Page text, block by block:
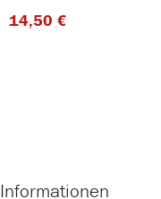
14,50 €​
Informationen